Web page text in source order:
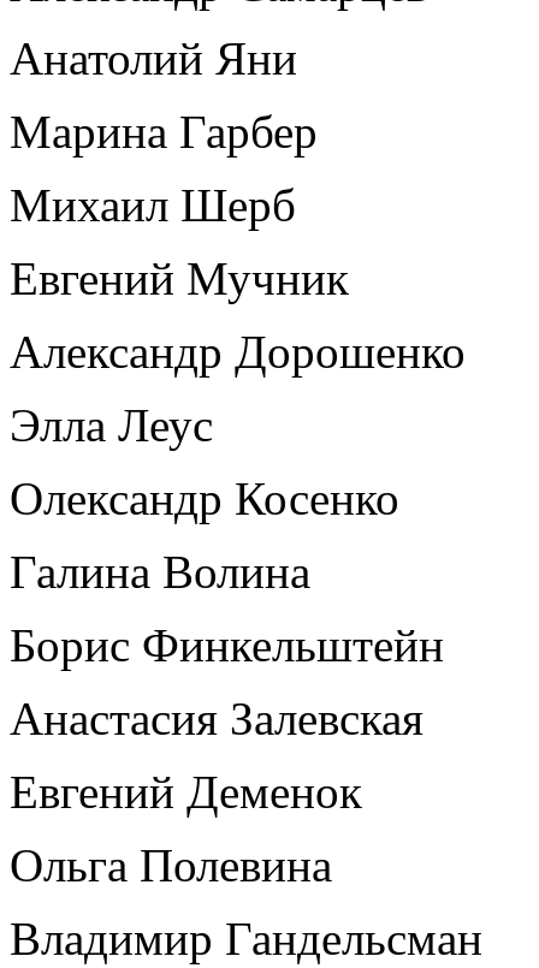
Анатолий Яни
Марина Гарбер
Михаил Шерб
Евгений Мучник
Александр Дорошенко
Элла Леус
Олександр Косенко
Галина Волина
Борис Финкельштейн
Анастасия Залевская
Евгений Деменок
Ольга Полевина
Владимир Гандельсман